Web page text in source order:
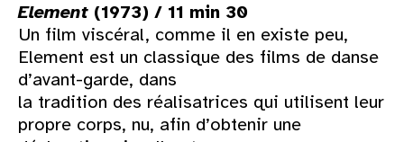
Element (1973) / 11 min 30
Un film viscéral, comme il en existe peu,
Element est un classique des films de danse
d’avant-garde, dans
la tradition des réalisatrices qui utilisent leur
propre corps, nu, afin d’obtenir une